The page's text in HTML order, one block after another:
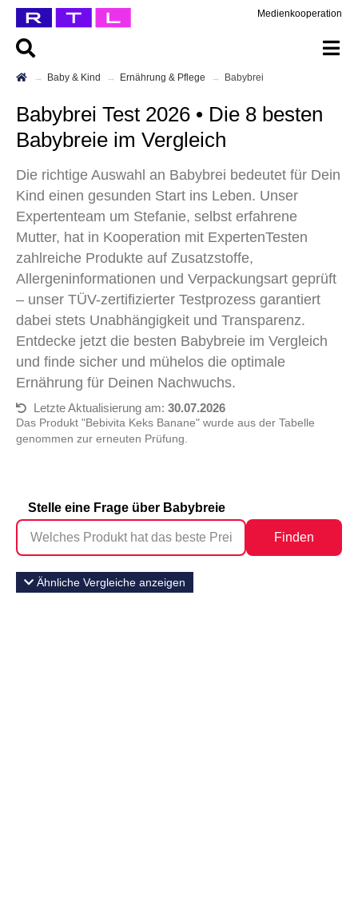
Medienkooperation
Baby & Kind Ernährung & Pflege Babybrei
Babybrei Test 2026 • Die 8 besten
Babybreie im Vergleich
Die richtige Auswahl an Babybrei bedeutet für Dein
Kind einen gesunden Start ins Leben. Unser
Expertenteam um Stefanie, selbst erfahrene
Mutter, hat in Kooperation mit ExpertenTesten
zahlreiche Produkte auf Zusatzstoffe,
Allergeninformationen und Verpackungsart geprüft
– unser TÜV-zertifizierter Testprozess garantiert
dabei stets Unabhängigkeit und Transparenz.
Entdecke jetzt die besten Babybreie im Vergleich
und finde sicher und mühelos die optimale
Ernährung für Deinen Nachwuchs.
Letzte Aktualisierung am: 30.07.2026
Das Produkt "Bebivita Keks Banane" wurde aus der Tabelle
genommen zur erneuten Prüfung.
Stelle eine Frage über Babybreie
Finden
Ähnliche Vergleiche anzeigen